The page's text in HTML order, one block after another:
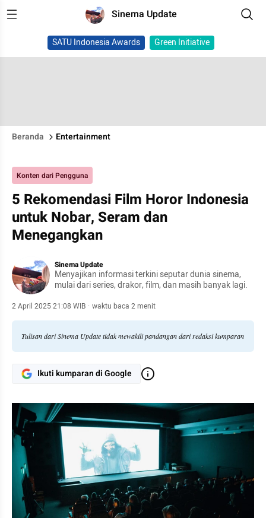
Sinema Update
SATU Indonesia Awards Green Initiative
Beranda Entertainment
Konten dari Pengguna
5 Rekomendasi Film Horor Indonesia
untuk Nobar, Seram dan
Menegangkan
Sinema Update
Menyajikan informasi terkini seputar dunia sinema,
mulai dari series, drakor, film, dan masih banyak lagi.
2 April 2025 21:08 WIB · waktu baca 2 menit
Tulisan dari Sinema Update tidak mewakili pandangan dari redaksi kumparan
Ikuti kumparan di Google